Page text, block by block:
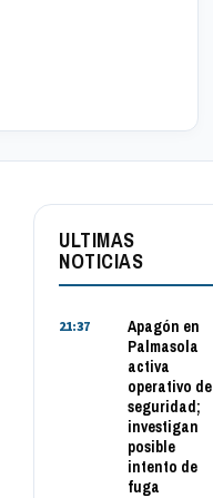
ULTIMAS
NOTICIAS
21:37
Apagón en
Palmasola
activa
operativo de
seguridad;
investigan
posible
intento de
fuga